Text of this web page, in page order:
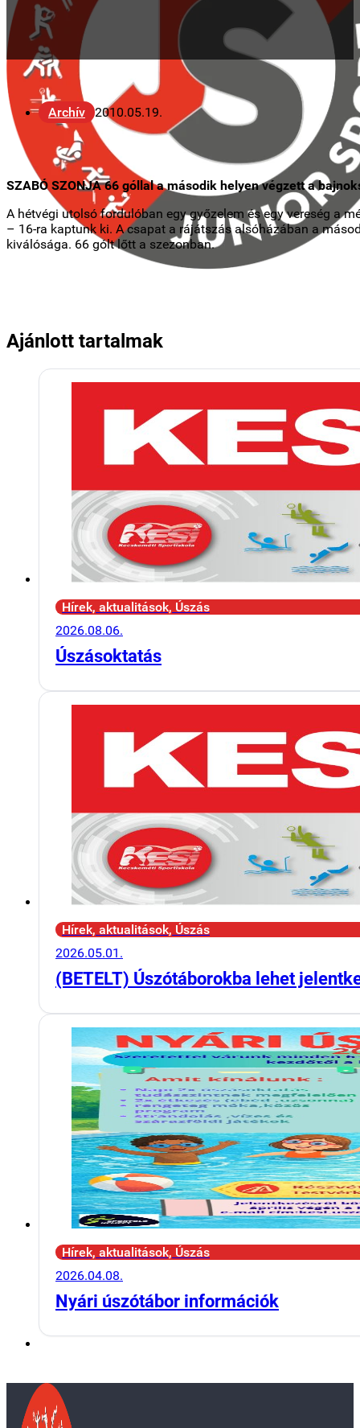
Archív 2010.05.19.
SZABÓ SZONJA 66 góllal a második helyen végzett a
A hétvégi utolsó fordulóban egy győzelem és egy vereség a
– 16-ra kaptunk ki. A csapat a rájátszás alsóházában a
kiválósága. 66 gólt lőtt a szezonban.
Ajánlott tartalmak
Hírek, aktualitások, Úszás
2026.08.06.
Úszásoktatás
Hírek, aktualitások, Úszás
2026.05.01.
(BETELT) Úszótáborokba lehet
Hírek, aktualitások, Úszás
2026.04.08.
Nyári úszótábor információk